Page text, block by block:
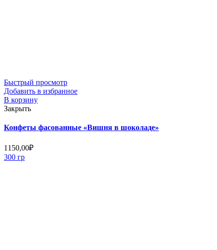
Быстрый просмотр
Добавить в избранное
В корзину
Закрыть
Конфеты фасованные «Вишня в шоколаде»
1150,00₽
300 гр